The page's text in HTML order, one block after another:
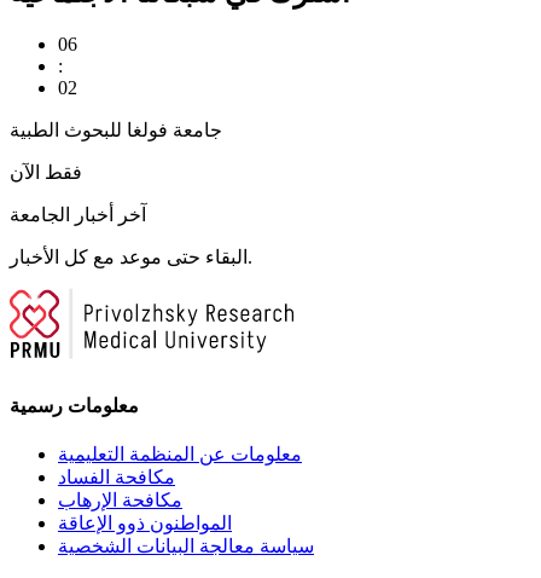
06
:
02
جامعة فولغا للبحوث الطبية
فقط الآن
آخر أخبار الجامعة
البقاء حتى موعد مع كل الأخبار.
معلومات رسمية
معلومات عن المنظمة التعليمية
مكافحة الفساد
مكافحة الإرهاب
المواطنون ذوو الإعاقة
سياسة معالجة البيانات الشخصية